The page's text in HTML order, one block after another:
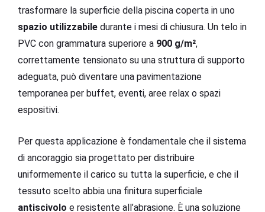
trasformare la superficie della piscina coperta in uno
spazio utilizzabile durante i mesi di chiusura. Un telo in
PVC con grammatura superiore a 900 g/m²,
correttamente tensionato su una struttura di supporto
adeguata, può diventare una pavimentazione
temporanea per buffet, eventi, aree relax o spazi
espositivi.
Per questa applicazione è fondamentale che il sistema
di ancoraggio sia progettato per distribuire
uniformemente il carico su tutta la superficie, e che il
tessuto scelto abbia una finitura superficiale
antiscivolo e resistente all’abrasione. È una soluzione